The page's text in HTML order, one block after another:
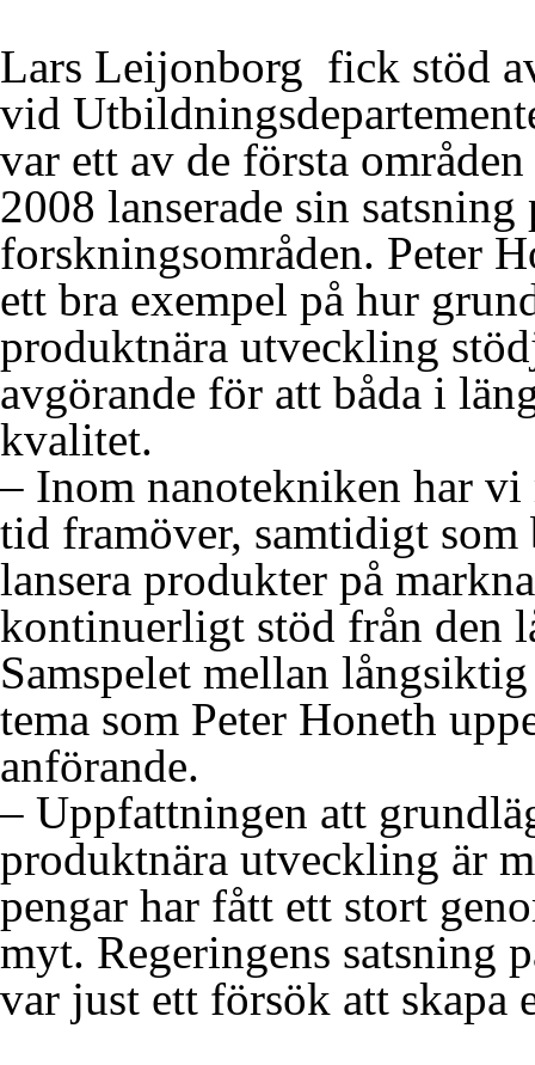
Lars Leijonborg fick stöd
vid
var ett av de första
2008 lanserade sin satsning
forskningsområden. Peter
ett bra exempel på hur
produktnära utveckling
avgörande för att båda i
kvalitet.
– Inom nanotekniken har vi
tid framöver, samtidigt
lansera produkter på
kontinuerligt stöd från den
Samspelet mellan
tema som Peter Honeth
anförande.
– Uppfattningen att
produktnära utveckling är
pengar har fått ett stort
myt. Regeringens satsning
var just ett försök att skapa